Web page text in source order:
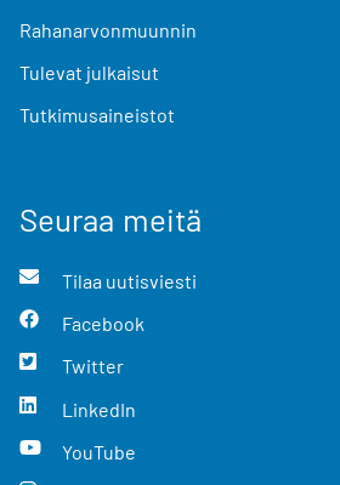
Rahanarvonmuunnin
Tulevat julkaisut
Tutkimusaineistot
Seuraa meitä
Tilaa uutisviesti
Facebook
Twitter
LinkedIn
YouTube